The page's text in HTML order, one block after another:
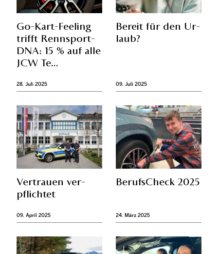
Go-Kart-Fee­ling
trifft Renn­sport-
DNA: 15 % auf alle
JCW Te...
28. Juli 2025
Be­reit für den Ur­
laub?
09. Juli 2025
Ver­trau­en ver­
pflich­tet
09. April 2025
Be­rufs­Check 2025
24. März 2025